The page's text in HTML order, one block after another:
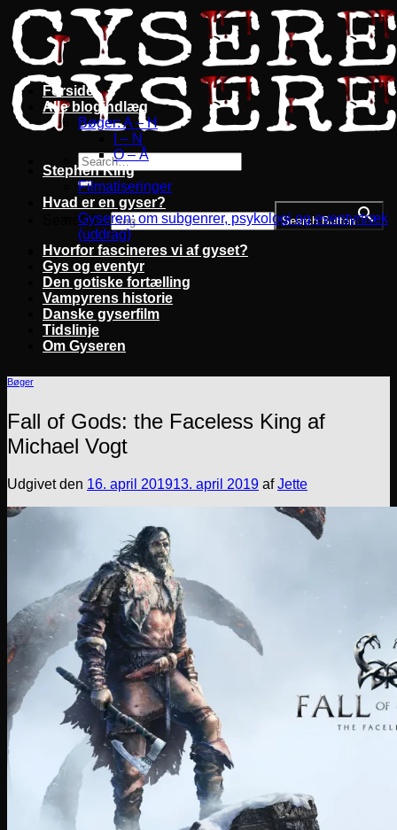
Fortsæt
til
indhold
Search for: Search Button
Forside
Alle blogindlæg
Bøger: A – H
I – N
O – Å
Stephen King
Filmatiseringer
Hvad er en gyser?
Gyseren: om subgenrer, psykologi og eventyrtræk
(uddrag)
Hvorfor fascineres vi af gyset?
Gys og eventyr
Den gotiske fortælling
Vampyrens historie
Danske gyserfilm
Tidslinje
Om Gyseren
Bøger
Fall of Gods: the Faceless King af
Michael Vogt
Udgivet den 16. april 201913. april 2019 afJette